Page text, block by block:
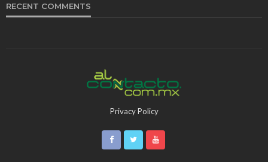
RECENT COMMENTS
Privacy Policy